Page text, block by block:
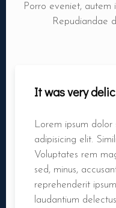
Porro eveniet, autem
Repudiandae
It was very
Lorem ipsum
adipisicing elit.
Voluptates rem
sed, minus,
reprehenderit
laudantium